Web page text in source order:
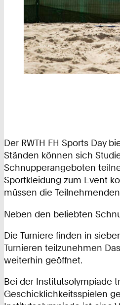
Der RWTH FH Sports Day
Ständen können sich
Schnupperangeboten
Sportkleidung zum Event
müssen die
Neben den beliebten
Die Turniere finden in
Turnieren teilzunehmen
weiterhin geöffnet.
Bei der Institutsolympiade
Geschicklichkeitsspielen